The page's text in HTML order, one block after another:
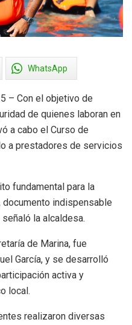
WhatsApp
– Con el objetivo de
de quienes laboran en
a cabo el Curso de
a prestadores de servicios
fundamental para la
indispensable
la alcaldesa.
de Marina, fue
García, y se desarrolló
activa y
local.
realizaron diversas